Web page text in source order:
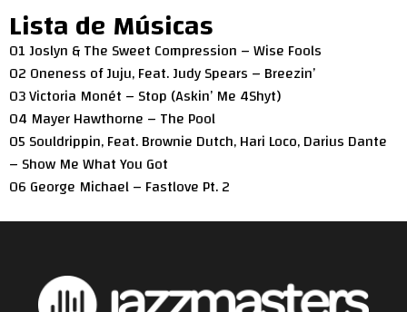
Lista de Músicas
01 Joslyn & The Sweet Compression – Wise Fools
02 Oneness of Juju, Feat. Judy Spears – Breezin’
03 Victoria Monét – Stop (Askin’ Me 4Shyt)
04 Mayer Hawthorne – The Pool
05 Souldrippin, Feat. Brownie Dutch, Hari Loco, Darius Dante
– Show Me What You Got
06 George Michael – Fastlove Pt. 2